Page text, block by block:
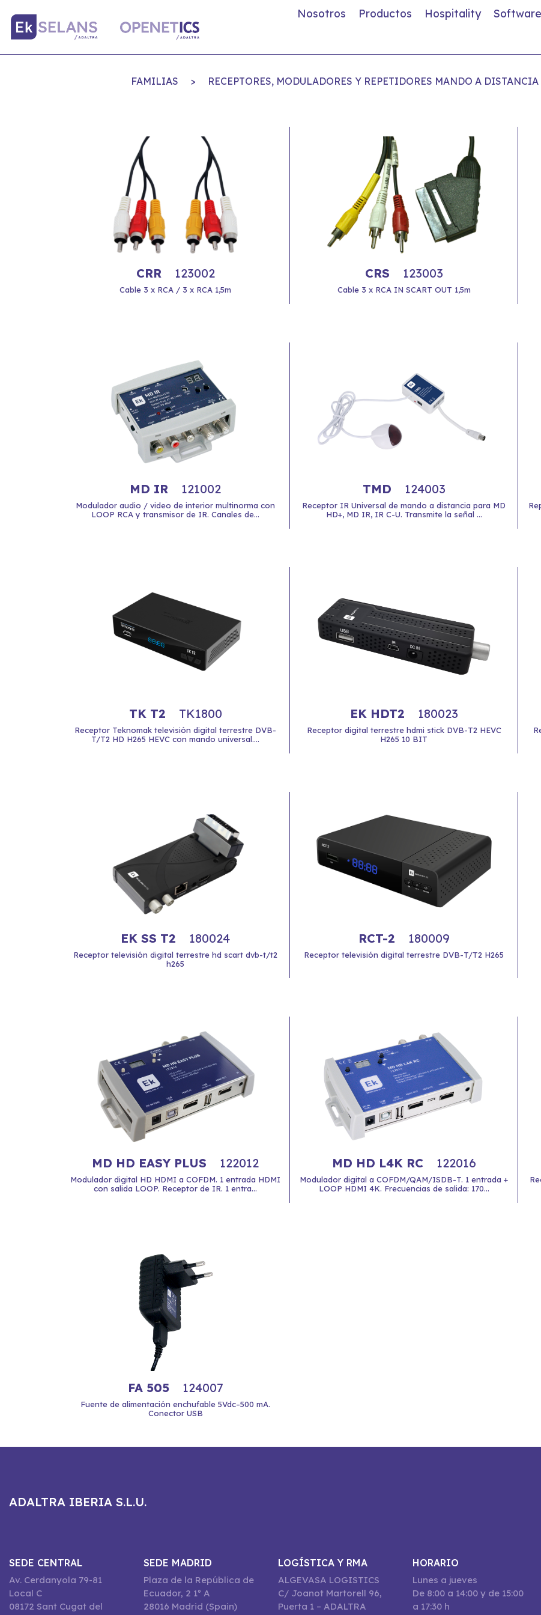
Nosotros Productos Hospitality Software
FAMILIAS > RECEPTORES, MODULADORES Y REPETIDORES MANDO A DISTANCIA
CRR 123002
Cable 3 x RCA / 3 x RCA 1,5m
CRS 123003
Cable 3 x RCA IN SCART OUT 1,5m
MD IR 121002
Modulador audio / video de interior multinorma con
LOOP RCA y transmisor de IR. Canales de...
TMD 124003
Receptor IR Universal de mando a distancia para MD
HD+, MD IR, IR C-U. Transmite la señal ...
TK T2 TK1800
Receptor Teknomak televisión digital terrestre DVB-
T/T2 HD H265 HEVC con mando universal....
EK HDT2 180023
Receptor digital terrestre hdmi stick DVB-T2 HEVC
H265 10 BIT
EK SS T2 180024
Receptor televisión digital terrestre hd scart dvb-t/t2
h265
RCT-2 180009
Receptor televisión digital terrestre DVB-T/T2 H265
MD HD EASY PLUS 122012
Modulador digital HD HDMI a COFDM. 1 entrada HDMI
con salida LOOP. Receptor de IR. 1 entra...
MD HD L4K RC 122016
Modulador digital a COFDM/QAM/ISDB-T. 1 entrada +
LOOP HDMI 4K. Frecuencias de salida: 170...
FA 505 124007
Fuente de alimentación enchufable 5Vdc–500 mA.
Conector USB
ADALTRA IBERIA S.L.U.
SEDE CENTRAL
Av. Cerdanyola 79-81
Local C
08172 Sant Cugat del
SEDE MADRID
Plaza de la República de
Ecuador, 2 1º A
28016 Madrid (Spain)
LOGÍSTICA Y RMA
ALGEVASA LOGISTICS
C/ Joanot Martorell 96,
Puerta 1 – ADALTRA
HORARIO
Lunes a jueves
De 8:00 a 14:00 y de 15:00
a 17:30 h